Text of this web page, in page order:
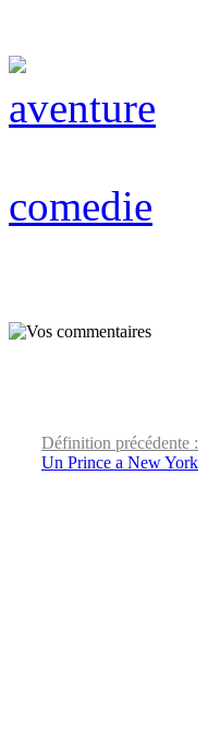
aventure
comedie
Définition précédente :
Un Prince a New York